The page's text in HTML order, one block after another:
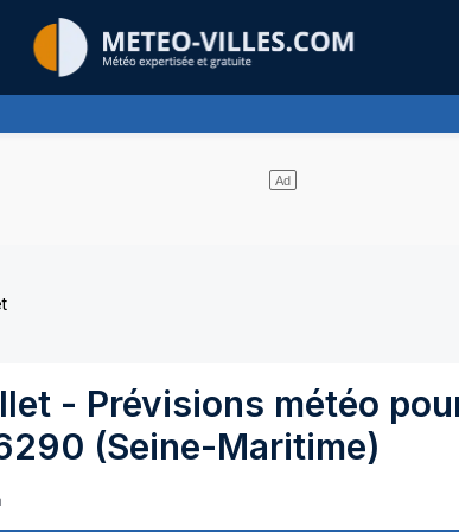
l'emportent sur les éclaircies - pas ou très peu de pluie
- Prévisions météo
(Seine-Maritime)